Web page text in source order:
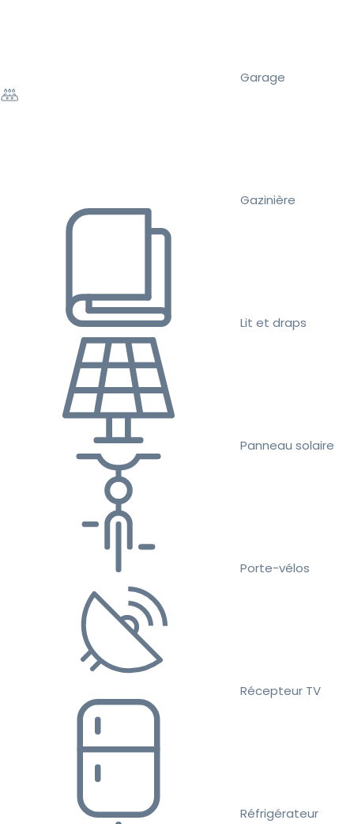
Garage
Gazinière
Lit et draps
Panneau solaire
Porte-vélos
Récepteur TV
Réfrigérateur